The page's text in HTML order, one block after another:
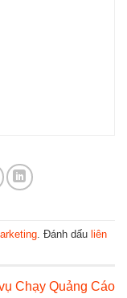
. Đánh dấu liên
Chạy Quảng Cáo